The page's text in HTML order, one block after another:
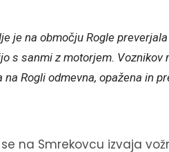
je na območju Rogle
s sanmi z motorjem.
Rogli odmevna, opažena in
na Smrekovcu izvaja